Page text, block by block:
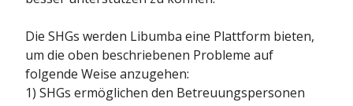
Die SHGs werden Libumba eine Plattform bieten,
um die oben beschriebenen Probleme auf
folgende Weise anzugehen:
1) SHGs ermöglichen den Betreuungspersonen